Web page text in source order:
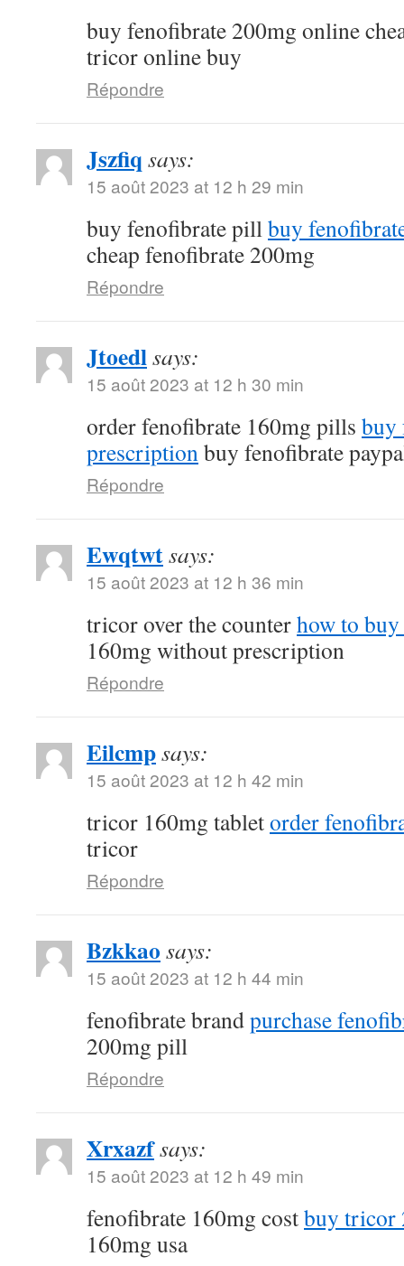
buy fenofibrate 200mg online
tricor online buy
Répondre
Jszfiq says:
15 août 2023 at 12 h 29 min
buy fenofibrate pillbuy
cheap fenofibrate 200mg
Répondre
Jtoedlsays:
15 août 2023 at 12 h 30 min
order fenofibrate 160mg pills buy
prescriptionbuy fenofibrate
Répondre
Ewqtwtsays:
15 août 2023 at 12 h 36 min
tricor over the counterhow to
160mg without prescription
Répondre
Eilcmpsays:
15 août 2023 at 12 h 42 min
tricor 160mg tabletorder
tricor
Répondre
Bzkkao says:
15 août 2023 at 12 h 44 min
fenofibrate brandpurchase
200mg pill
Répondre
Xrxazfsays:
15 août 2023 at 12 h 49 min
fenofibrate 160mg costbuy tricor
160mg usa